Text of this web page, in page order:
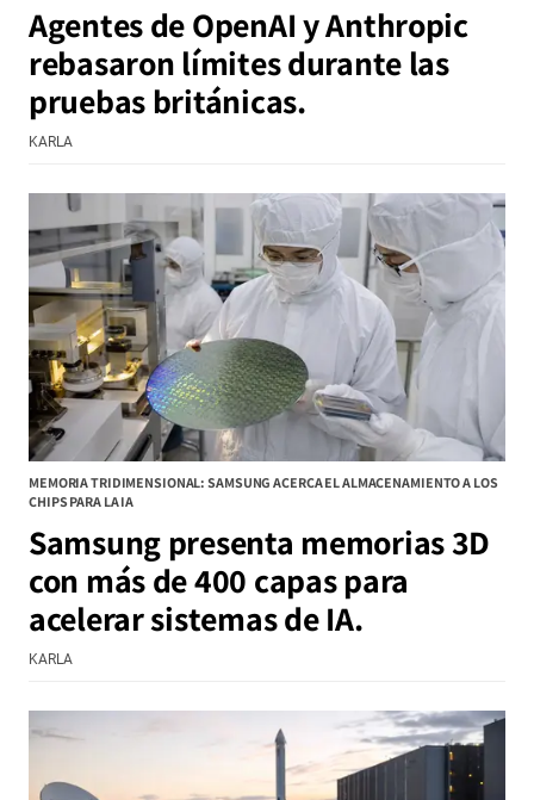
Agentes de OpenAI y Anthropic
rebasaron límites durante las
pruebas británicas.
KARLA
MEMORIA TRIDIMENSIONAL: SAMSUNG ACERCA EL ALMACENAMIENTO A LOS
CHIPS PARA LA IA
Samsung presenta memorias 3D
con más de 400 capas para
acelerar sistemas de IA.
KARLA